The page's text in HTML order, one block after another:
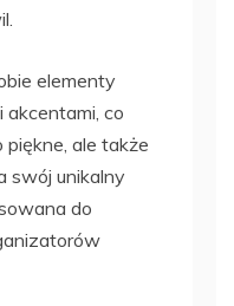
elementy
co
ale także
swój unikalny
do